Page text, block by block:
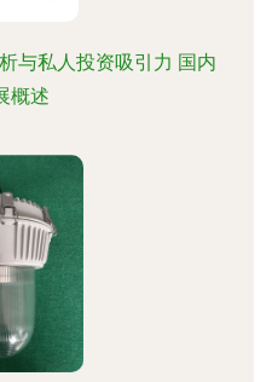
与私人投资吸引力 国内
概述